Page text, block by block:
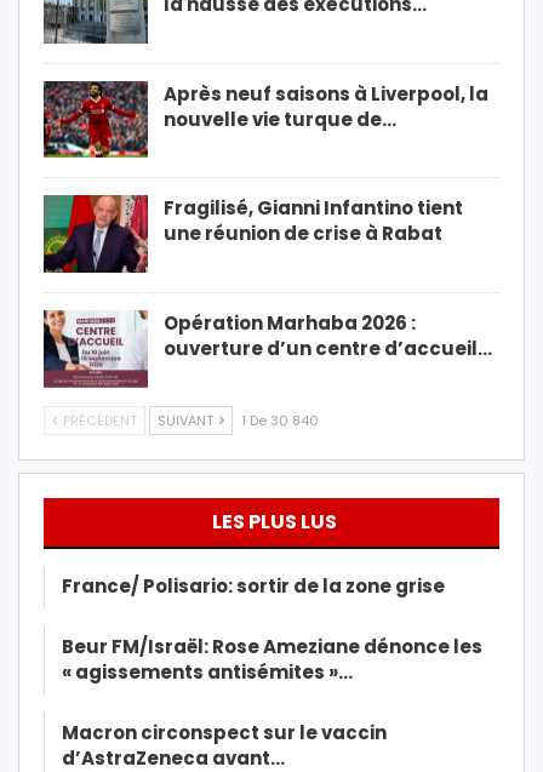
Après neuf saisons à Liverpool, la
nouvelle vie turque de…
Fragilisé, Gianni Infantino tient
une réunion de crise à Rabat
Opération Marhaba 2026 :
ouverture d’un centre d’accueil…
PRÉCÉDENT SUIVANT 1 De 30 840
LES PLUS LUS
France/ Polisario: sortir de la zone grise
Beur FM/Israël: Rose Ameziane dénonce les
« agissements antisémites »…
Macron circonspect sur le vaccin
d’AstraZeneca avant…